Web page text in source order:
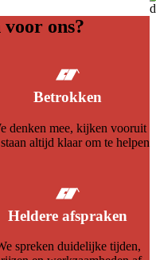
ons?
Betrokken
denken mee, kijken vooruit
altijd klaar om te helpen
Heldere afspraken
spreken duidelijke tijden,